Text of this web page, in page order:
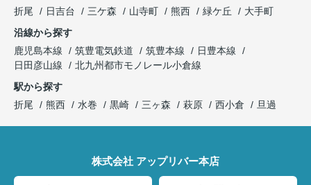
折尾
日吉台 三ケ森 山寺町 熊西 緑ケ丘
大手町
沿線から探す
鹿児島本線
筑豊電気鉄道 筑豊本線
日豊本線
日田彦山線
北九州都市モノレール小倉線
駅から探す
折尾
熊西 水巻 黒崎 三ヶ森 萩原 西小倉 旦過
株式会社 アップリバー本店